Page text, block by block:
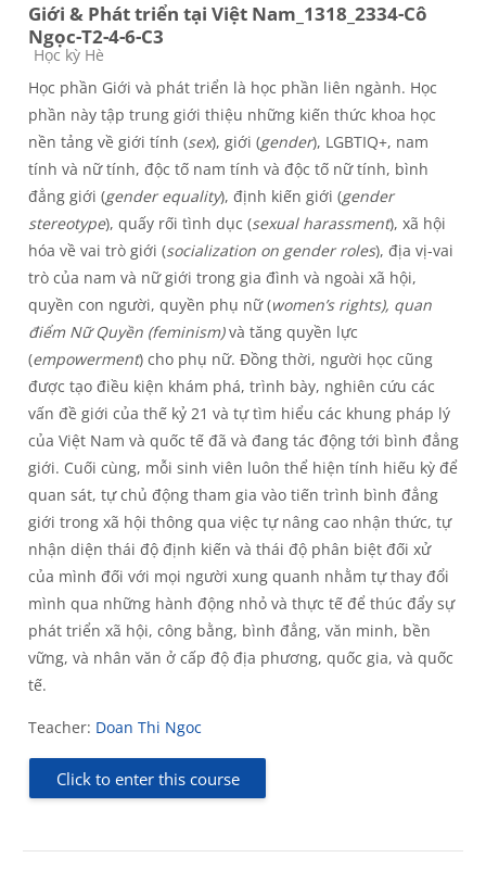
Giới & Phát triển tại Việt Nam_1318_2334-Cô
Ngọc-T2-4-6-C3
Course category
Học kỳ Hè
Học phần Giới và phát triển là học phần liên ngành. Học
phần này tập trung giới thiệu những kiến thức khoa học
nền tảng về giới tính (sex), giới (gender), LGBTIQ+, nam
tính và nữ tính, độc tố nam tính và độc tố nữ tính, bình
đẳng giới (gender equality), định kiến giới (gender
stereotype), quấy rối tình dục (sexual harassment), xã hội
hóa về vai trò giới (socialization on gender roles), địa vị-vai
trò của nam và nữ giới trong gia đình và ngoài xã hội,
quyền con người, quyền phụ nữ (women’s rights), quan
điểm Nữ Quyền (feminism)và tăng quyền lực
(empowerment) cho phụ nữ. Đồng thời, người học cũng
được tạo điều kiện khám phá, trình bày, nghiên cứu các
vấn đề giới của thế kỷ 21 và tự tìm hiểu các khung pháp lý
của Việt Nam và quốc tế đã và đang tác động tới bình đẳng
giới. Cuối cùng, mỗi sinh viên luôn thể hiện tính hiếu kỳ để
quan sát, tự chủ động tham gia vào tiến trình bình đẳng
giới trong xã hội thông qua việc tự nâng cao nhận thức, tự
nhận diện thái độ định kiến và thái độ phân biệt đối xử
của mình đối với mọi người xung quanh nhằm tự thay đổi
mình qua những hành động nhỏ và thực tế để thúc đẩy sự
phát triển xã hội, công bằng, bình đẳng, văn minh, bền
vững, và nhân văn ở cấp độ địa phương, quốc gia, và quốc
tế.
Teacher: Doan Thi Ngoc
Click to enter this course